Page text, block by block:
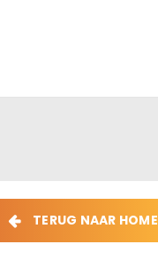
TERUG NAAR HOME